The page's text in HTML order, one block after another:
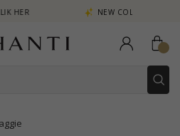
NEW COLLECTION | AURA